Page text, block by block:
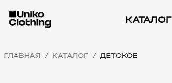
КАТАЛОГ
ГЛАВНАЯ / КАТАЛОГ / ДЕТСКОЕ